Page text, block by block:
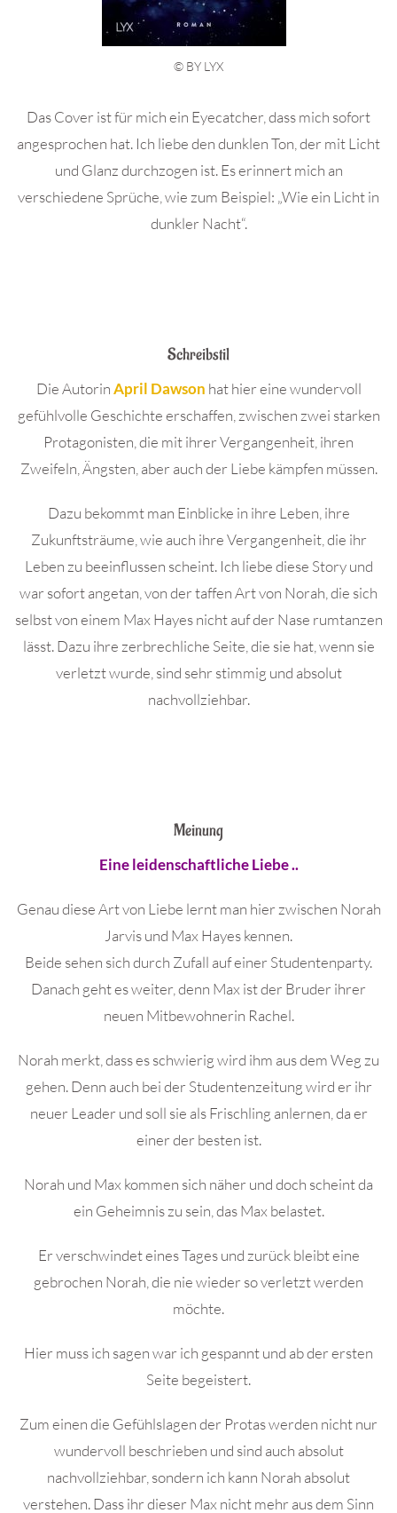
© BY LYX
Das Cover ist für mich ein Eyecatcher, dass mich sofort
angesprochen hat. Ich liebe den dunklen Ton, der mit Licht
und Glanz durchzogen ist. Es erinnert mich an
verschiedene Sprüche, wie zum Beispiel: „Wie ein Licht in
dunkler Nacht“.
Schreibstil
Die AutorinApril Dawson hat hier eine wundervoll
gefühlvolle Geschichte erschaffen, zwischen zwei starken
Protagonisten, die mit ihrer Vergangenheit, ihren
Zweifeln, Ängsten, aber auch der Liebe kämpfen müssen.
Dazu bekommt man Einblicke in ihre Leben, ihre
Zukunftsträume, wie auch ihre Vergangenheit, die ihr
Leben zu beeinflussen scheint. Ich liebe diese Story und
war sofort angetan, von der taffen Art von Norah, die sich
selbst von einem Max Hayes nicht auf der Nase rumtanzen
lässt. Dazu ihre zerbrechliche Seite, die sie hat, wenn sie
verletzt wurde, sind sehr stimmig und absolut
nachvollziehbar.
Meinung
Eine leidenschaftliche Liebe ..
Genau diese Art von Liebe lernt man hier zwischen Norah
Jarvis und Max Hayes kennen.
Beide sehen sich durch Zufall auf einer Studentenparty.
Danach geht es weiter, denn Max ist der Bruder ihrer
neuen Mitbewohnerin Rachel.
Norah merkt, dass es schwierig wird ihm aus dem Weg zu
gehen. Denn auch bei der Studentenzeitung wird er ihr
neuer Leader und soll sie als Frischling anlernen, da er
einer der besten ist.
Norah und Max kommen sich näher und doch scheint da
ein Geheimnis zu sein, das Max belastet.
Er verschwindet eines Tages und zurück bleibt eine
gebrochen Norah, die nie wieder so verletzt werden
möchte.
Hier muss ich sagen war ich gespannt und ab der ersten
Seite begeistert.
Zum einen die Gefühlslagen der Protas werden nicht nur
wundervoll beschrieben und sind auch absolut
nachvollziehbar, sondern ich kann Norah absolut
verstehen. Dass ihr dieser Max nicht mehr aus dem Sinn